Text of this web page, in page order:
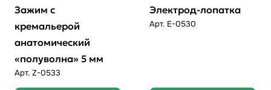
Зажим с
кремальерой
анатомический
«полуволна» 5 мм
Арт. Z-0533
Электрод-лопатка
Арт. E-0530